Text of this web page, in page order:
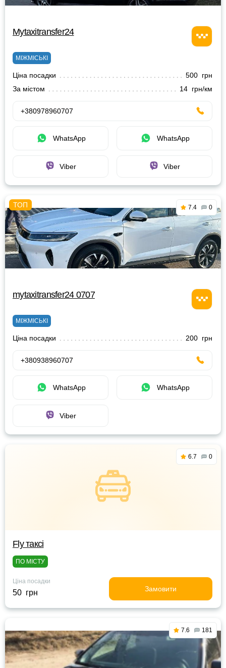
Mytaxitransfer24
МІЖМІСЬКІ
Ціна посадки
500 грн
За містом
14 грн/км
+380978960707
WhatsApp WhatsApp
Viber Viber
7.4 0
mytaxitransfer24 0707
МІЖМІСЬКІ
Ціна посадки 200 грн
+380938960707
WhatsApp WhatsApp
Viber
6.7 0
Fly таксі
ПО МІСТУ
Ціна посадки
50 грн Замовити
7.6 181